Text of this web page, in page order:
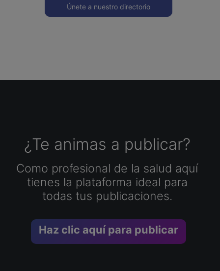
Únete a nuestro directorio
¿Te animas a publicar?
Como profesional de la salud aquí
tienes la plataforma ideal para
todas tus publicaciones.
Haz clic aquí para publicar